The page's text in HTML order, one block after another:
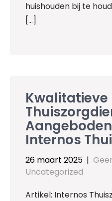
huishouden bij te
[…]
Kwalitatieve
Internos
26 maart 2025 |
Uncategorized
Artikel: Internos